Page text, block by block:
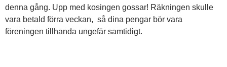
denna gång. Upp med kosingen gossar! Räkningen skulle
vara betald förra veckan, så dina pengar bör vara
föreningen tillhanda ungefär samtidigt.